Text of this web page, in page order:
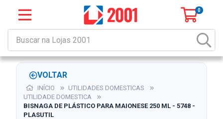
0
VOLTAR
INÍCIO
UTILIDADES DOMESTICAS
UTILIDADE DOMESTICA
BISNAGA DE PLÁSTICO PARA MAIONESE 250 ML - 5748 -
PLASUTIL